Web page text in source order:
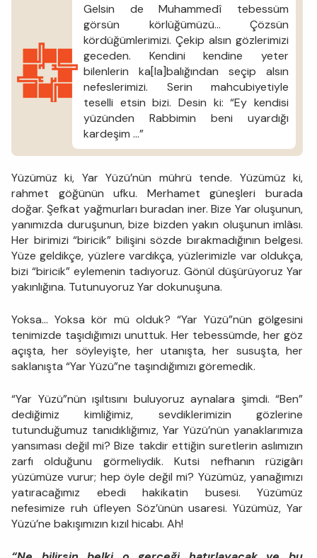
Gelsin de Muhammedî tebessüm
görsün körlüğümüzü… Çözsün
kördüğümlerimizi. Çekip alsın gözlerimizi
geceden. Kendini kendine yeter
bilenlerin ka[la]balığından seçip alsın
nefeslerimizi. Serin mahcubiyetiyle
teselli etsin bizi. Desin ki: “Ey kendisi
yüzünden Rabbimin beni uyardığı
kardeşim …”
Yüzümüz ki, Yar Yüzü’nün mührü tende. Yüzümüz ki,
rahmet göğünün ufku. Merhamet güneşleri burada
doğar. Şefkat yağmurları buradan iner. Bize Yar oluşunun,
yanımızda duruşunun, bize bizden yakın oluşunun imlâsı.
Her birimizi “biricik” bilişini sözde bırakmadığının belgesi.
Yüze geldikçe, yüzlere vardıkça, yüzlerimizle var oldukça,
bizi “biricik” eylemenin tadıyoruz. Gönül düşürüyoruz Yar
yakınlığına. Tutunuyoruz Yar dokunuşuna.
Yoksa… Yoksa kör mü olduk? “Yar Yüzü”nün gölgesini
tenimizde taşıdığımızı unuttuk. Her tebessümde, her göz
açışta, her söyleyişte, her utanışta, her susuşta, her
saklanışta “Yar Yüzü”ne taşındığımızı göremedik.
“Yar Yüzü”nün ışıltısını buluyoruz aynalara şimdi. “Ben”
dediğimiz kimliğimiz, sevdiklerimizin gözlerine
tutunduğumuz tanıdıklığımız, Yar Yüzü’nün yanaklarımıza
yansıması değil mi? Bize takdir ettiğin suretlerin aslımızın
zarfı olduğunu görmeliydik. Kutsi nefhanın rüzigârı
yüzümüze vurur; hep öyle değil mi? Yüzümüz, yanağımızı
yatıracağımız ebedi hakikatin busesi. Yüzümüz
nefesimize ruh üfleyen Söz’ünün usaresi. Yüzümüz, Yar
Yüzü’ne bakışımızın kızıl hicabı. Ah!